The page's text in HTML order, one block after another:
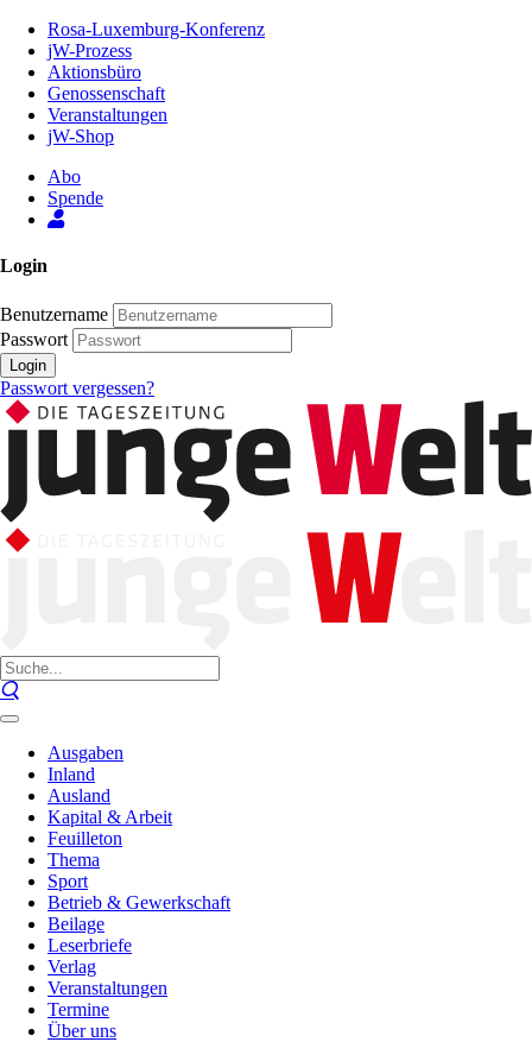
Inhalt
Seite
Rosa-Luxemburg-Konferenz
jW-Prozess
Aktionsbüro
Genossenschaft
Veranstaltungen
jW-Shop
Abo
Spende
Login
Benutzername
Passwort
Login
Passwort vergessen?
Ausgaben
Inland
Ausland
Kapital & Arbeit
Feuilleton
Thema
Sport
Betrieb & Gewerkschaft
Beilage
Leserbriefe
Verlag
Veranstaltungen
Termine
Über uns